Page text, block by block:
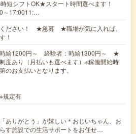
短シフトOK★スタート時間選べます！
～17:0011:…
ださい！ ★急募 ★職場が気に入れば、
！
時給1200円～ 経験者：時給1300円～ ★
度あり（月払いも選べます）※稼働開始時
のお支払いとなります。
規定有
ありがとう」が嬉しい＊おじいちゃん、お
す施設での生活サポートをお任せ…